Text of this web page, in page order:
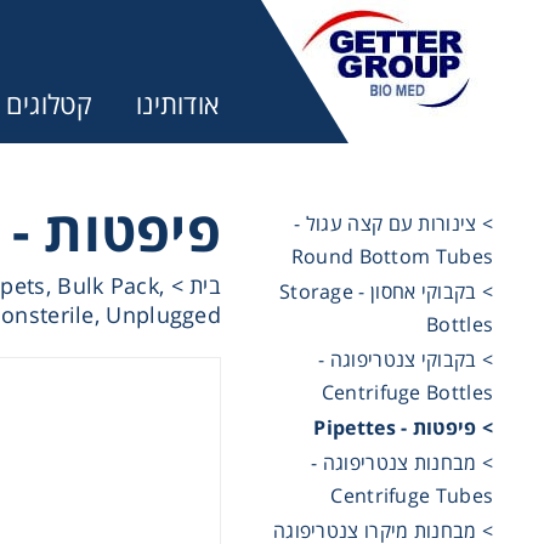
אודותינו קטלוגים
> צינורות עם קצה עגול -
Round Bottom Tubes
> בקבוקי אחסון - Storage
Bottles
> בקבוקי צנטריפוגה -
Centrifuge Bottles
> פיפטות - Pipettes
> מבחנות צנטריפוגה -
Centrifuge Tubes
> מבחנות מיקרו צנטריפוגה
פיפטות - Pipettes
בית>
Bulk Pack,
Unplugged